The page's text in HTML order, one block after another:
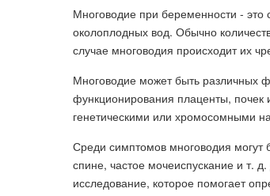
Многоводие при беременности - это
околоплодных вод. Обычно
случае многоводия происходит их
Многоводие может быть различных
функционирования плаценты, почек
генетическими или хромосомными
Среди симптомов многоводия могут
спине, частое мочеиспускание и т.
исследование, которое помогает